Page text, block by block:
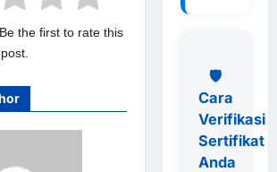
the first to rate this
post.
🛡️
Cara
Verifikasi
Sertifikat
Anda